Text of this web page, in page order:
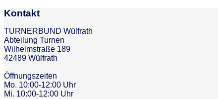
Kontakt
TURNERBUND Wülfrath
Abteilung Turnen
Wilhelmstraße 189
42489 Wülfrath
Öffnungszeiten
Mo. 10:00-12:00 Uhr
Mi. 10:00-12:00 Uhr